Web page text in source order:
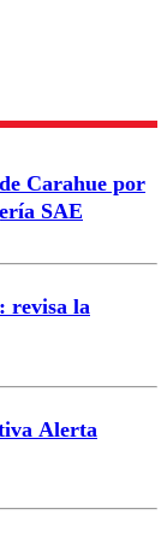
un
Carahue por
SAE
revisa la
Alerta